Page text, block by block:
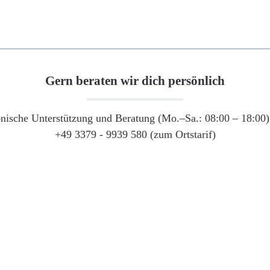
Gern beraten wir dich persönlich
Unterstützung und Beratung (Mo.–Sa.: 08:00 –
+49 3379 - 9939 580 (zum Ortstarif)